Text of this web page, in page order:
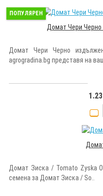
ПОПУЛЯРЕН
Домат Чери Черно
Домат Чери Черно
agrogradina.bg представя на
Домат Зиска / Tomato Zyska
семена за Домат Зиска / So..